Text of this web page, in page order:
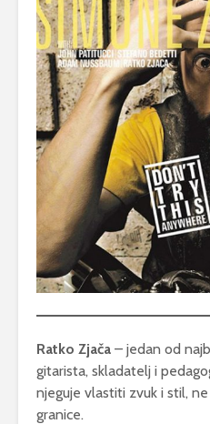
Ratko Zjača – jedan od
gitarista, skladatelj i
njeguje vlastiti zvuk i stil,
granice.